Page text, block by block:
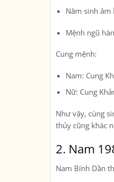
Năm sinh âm
Mệnh ngũ
Cung mệnh:
Nam: Cung
Nữ: Cung
Như vậy, cùng
thủy cũng khác
2. Nam
Nam Bính Dần